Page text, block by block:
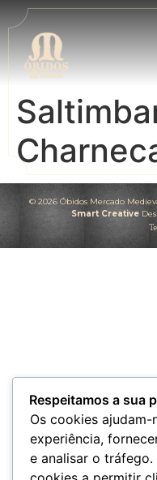
© 2026 Óbidos Mercado
Smart Creative
Respeitamos a sua
Os cookies ajudam-
experiência,
e analisar o